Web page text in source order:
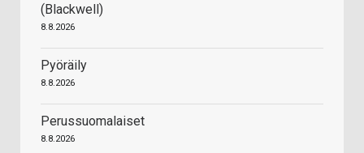
(Blackwell)
8.8.2026
Pyöräily
8.8.2026
Perussuomalaiset
8.8.2026